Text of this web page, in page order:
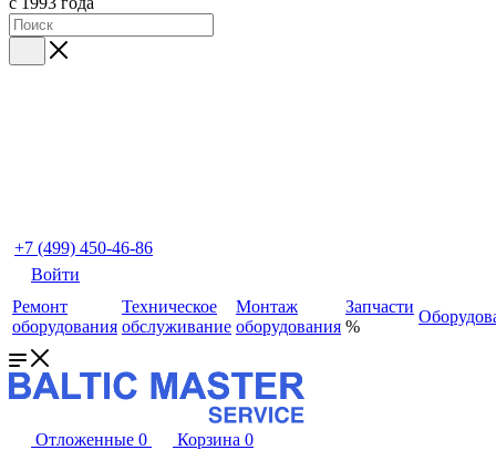
+7 (499) 450-46-86
Войти
Ремонт
оборудования
Техническое
обслуживание
Монтаж
оборудования
Запчасти
%
Отложенные 0 Корзина 0